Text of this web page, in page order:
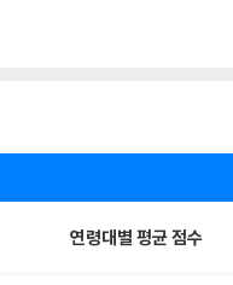
연령대별 평균 점수